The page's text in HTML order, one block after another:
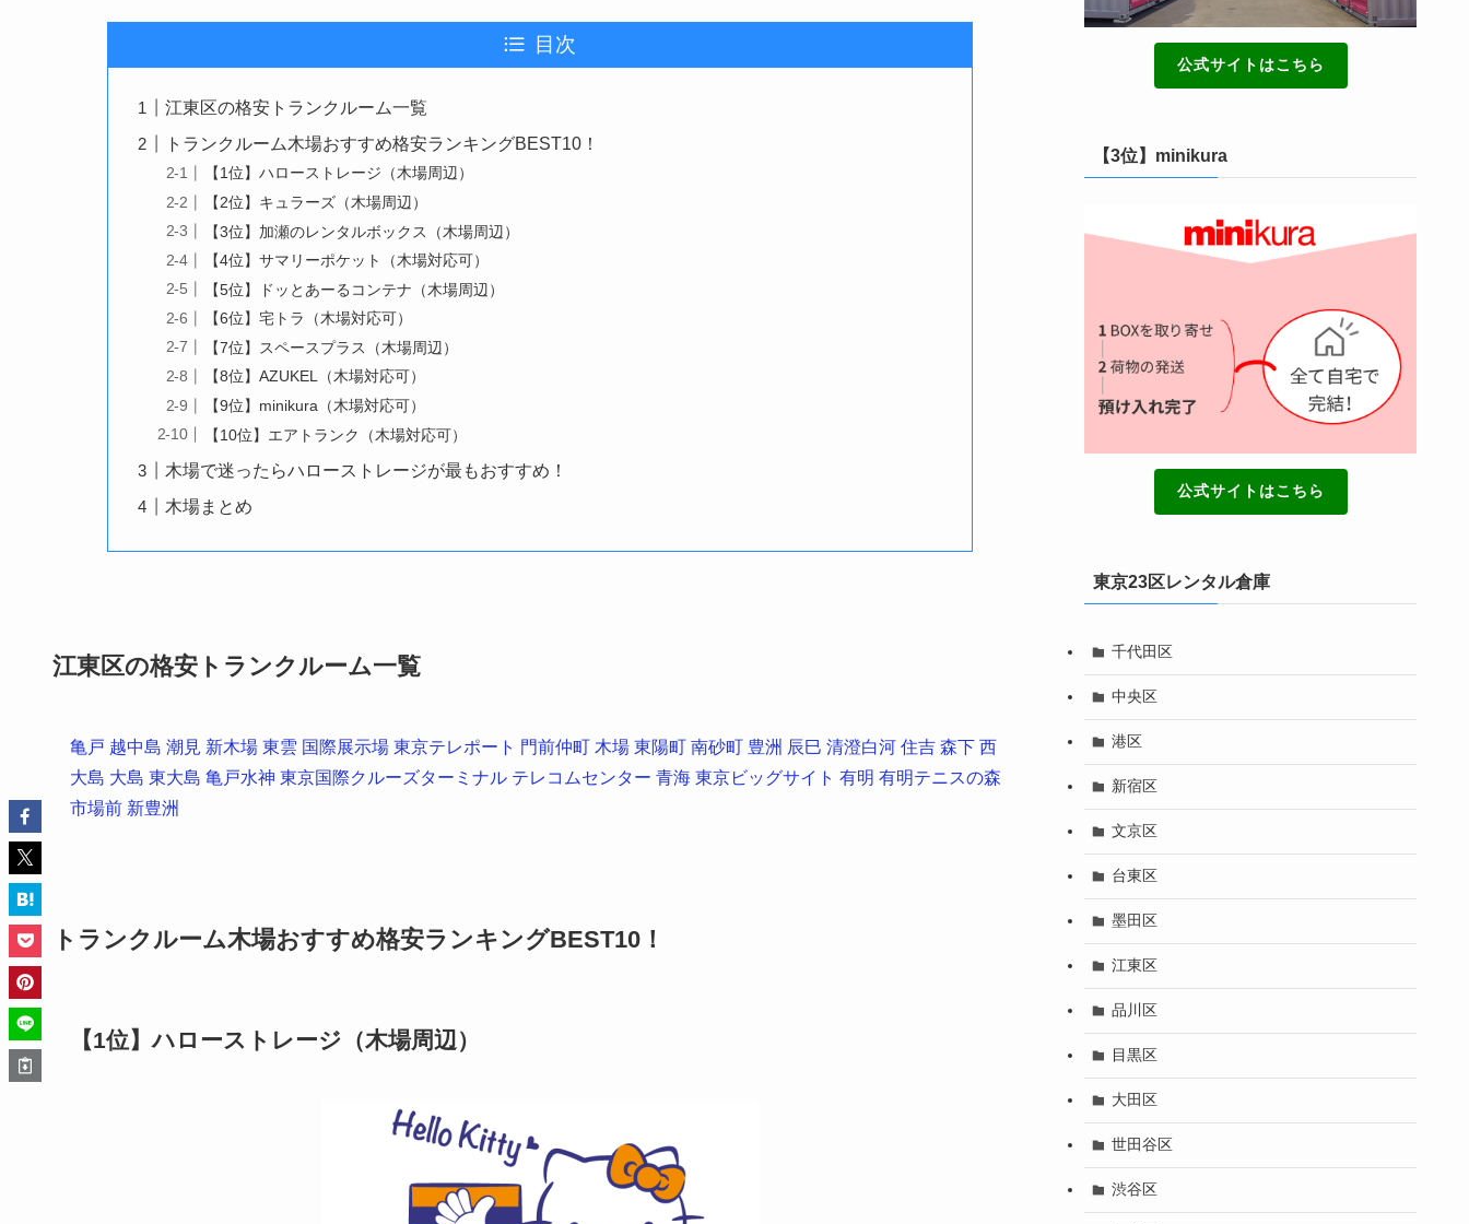
目次
江東区の格安トランクルーム一覧
トランクルーム木場おすすめ格安ランキングBEST10！
【1位】ハローストレージ（木場周辺）
【2位】キュラーズ（木場周辺）
【3位】加瀬のレンタルボックス（木場周辺）
【4位】サマリーポケット（木場対応可）
【5位】ドッとあーるコンテナ（木場周辺）
【6位】宅トラ（木場対応可）
【7位】スペースプラス（木場周辺）
【8位】AZUKEL（木場対応可）
【9位】minikura（木場対応可）
【10位】エアトランク（木場対応可）
木場で迷ったらハローストレージが最もおすすめ！
木場まとめ
江東区の格安トランクルーム一覧
亀戸 越中島 潮見 新木場 東雲 国際展示場 東京テレポート 門前仲町 木場 東陽町 南砂町 豊洲 辰巳 清澄白河 住吉 森下 西
大島 大島 東大島 亀戸水神 東京国際クルーズターミナル テレコムセンター 青海 東京ビッグサイト 有明 有明テニスの森
市場前 新豊洲
トランクルーム木場おすすめ格安ランキングBEST10！
【1位】ハローストレージ（木場周辺）
公式サイトはこちら
【3位】minikura
公式サイトはこちら
東京23区レンタル倉庫
千代田区
中央区
港区
新宿区
文京区
台東区
墨田区
江東区
品川区
目黒区
大田区
世田谷区
渋谷区